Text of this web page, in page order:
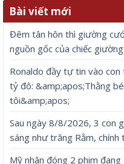
Bài viết mới
Đêm tân hôn thì giường
nguồn gốc của chiếc giường
Ronaldo đầy tự tin vào
tỷ đô: &amp;apos;Thằng
tôi&amp;apos;
Sau ngày 8/8/2026, 3 con
sáng như trăng Rằm, chính
Mỹ nhân đóng 2 phim